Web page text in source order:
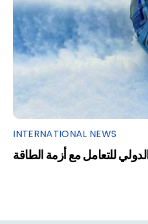
INTERNATIONAL NEWS
للتعامل مع أزمة الطاقة